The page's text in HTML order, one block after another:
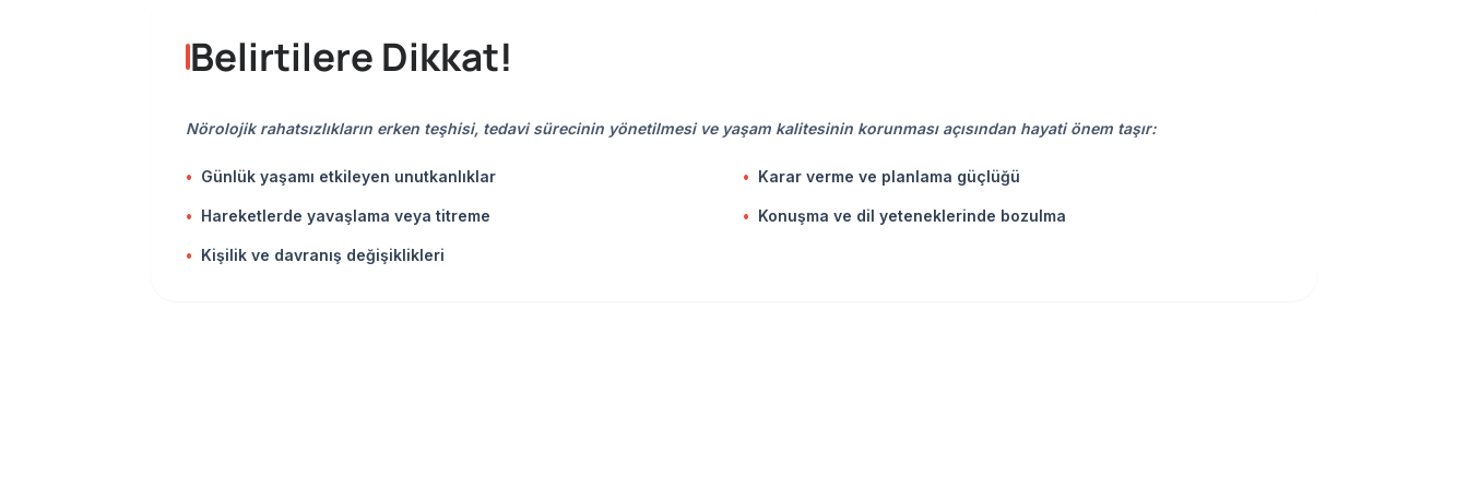
Belirtilere Dikkat!
Nörolojik rahatsızlıkların erken teşhisi, tedavi sürecinin yönetilmesi ve yaşam kalitesinin korunması açısından hayati önem taşır:
• Günlük yaşamı etkileyen unutkanlıklar • Karar verme ve planlama güçlüğü
• Hareketlerde yavaşlama veya titreme • Konuşma ve dil yeteneklerinde bozulma
• Kişilik ve davranış değişiklikleri